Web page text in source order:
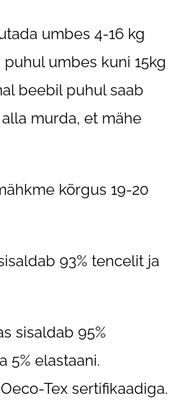
umbes 4-16 kg
umbes kuni 15kg
beebil puhul saab
murda, et mähe
kõrgus 19-20
93% tencelit ja
sisaldab 95%
5% elastaani.
Tex sertifikaadiga.